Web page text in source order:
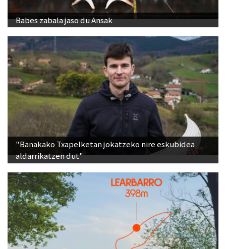
Babes zabala jaso du Ansak
"Banakako Txapelketan jokatzeko nire eskubidea
aldarrikatzen dut"